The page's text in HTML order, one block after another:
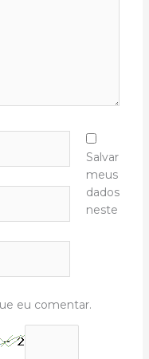
Salvar
meus
dados
neste
eu comentar.